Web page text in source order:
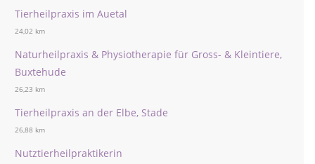
Tierheilpraxis im Auetal
24,02 km
Naturheilpraxis & Physiotherapie für Gross- & Kleintiere,
Buxtehude
26,23 km
Tierheilpraxis an der Elbe, Stade
26,88 km
Nutztierheilpraktikerin